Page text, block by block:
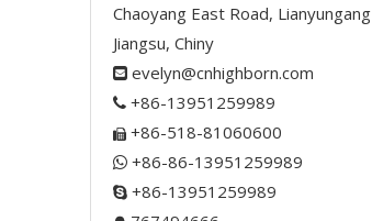
Chaoyang East Road, Lianyungang
Jiangsu, Chiny
 evelyn@cnhighborn.com
 +86-13951259989
 +86-518-81060600
 +86-86-13951259989
 +86-13951259989